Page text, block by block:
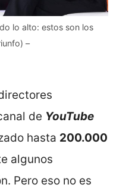
lo alto: estos son los
–
de YouTube
hasta 200.000
algunos
Pero eso no es